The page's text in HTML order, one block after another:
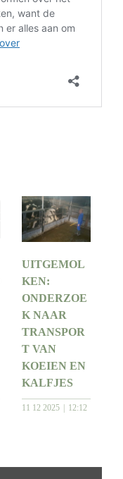
UITGEMOL
KEN:
ONDERZOE
K NAAR
TRANSPOR
T VAN
KOEIEN EN
KALFJES
11 12 2025 12:12